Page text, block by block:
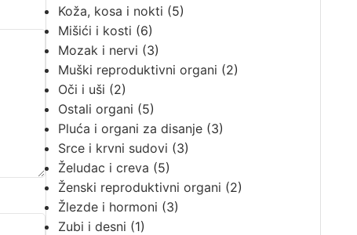
Koža, kosa i nokti (5)
Mišići i kosti (6)
Mozak i nervi (3)
Muški reproduktivni organi (2)
Oči i uši (2)
Ostali organi (5)
Pluća i organi za disanje(3)
Srce i krvni sudovi (3)
Želudac i creva (5)
Ženski reproduktivni organi (2)
Žlezde i hormoni (3)
Zubi i desni (1)